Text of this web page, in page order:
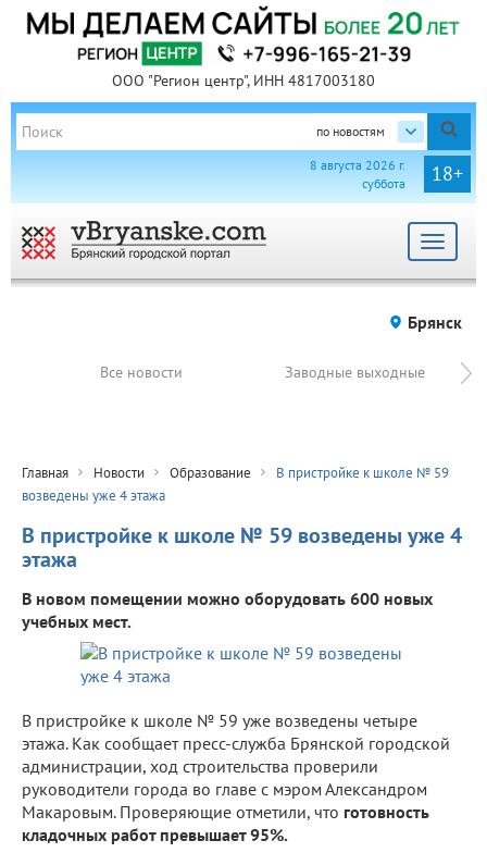
ООО "Регион центр", ИНН 4817003180
по новостям
18+
8 августа 2026 г.
суббота
Toggle
Брянск
Все новости Заводные выходные
Главная Новости Образование
В пристройке к школе № 59
возведены уже 4 этажа
В пристройке к школе № 59 возведены уже 4
этажа
В новом помещении можно оборудовать 600 новых
учебных мест.
В пристройке к школе № 59 уже возведены четыре
этажа. Как сообщает пресс-служба Брянской городской
администрации, ход строительства проверили
руководители города во главе с мэром Александром
Макаровым. Проверяющие отметили, что готовность
кладочных работ превышает 95%.